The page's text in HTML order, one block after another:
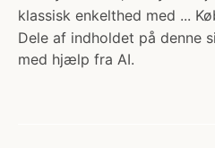
klassisk enkelthed med ...
Dele af indholdet på denne
med hjælp fra AI.